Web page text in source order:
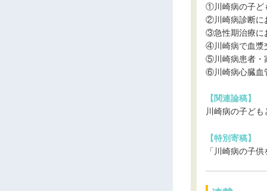
①川崎病の子ど
②川崎病診断に
③急性期治療に
④川崎病で血漿
⑤川崎病患者・
⑥川崎病心臓血
【関連論稿】
川崎病の子ど
【特別寄稿】
「川崎病の子